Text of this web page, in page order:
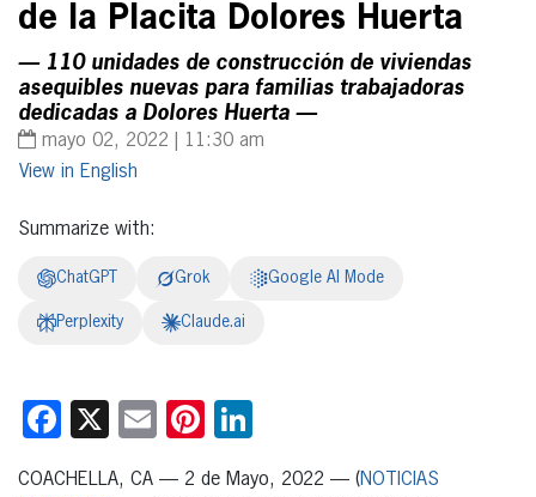
de la Placita Dolores Huerta
— 110 unidades de construcción de viviendas
asequibles nuevas para familias trabajadoras
dedicadas a Dolores Huerta —
mayo 02, 2022 | 11:30 am
English
Summarize with:
ChatGPT Grok Google AI Mode
Perplexity Claude.ai
Facebook
X EmailPinterest
COACHELLA, CA — 2 de Mayo, 2022 — (NOTICIAS